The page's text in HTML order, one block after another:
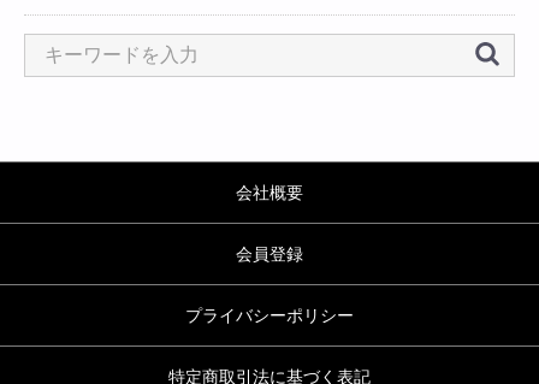
会社概要
会員登録
プライバシーポリシー
特定商取引法に基づく表記